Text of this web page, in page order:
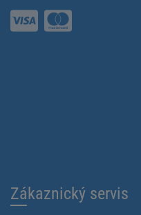
Zákaznický servis